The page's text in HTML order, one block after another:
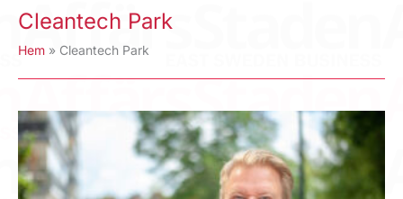
Cleantech Park
Hem Cleantech Park